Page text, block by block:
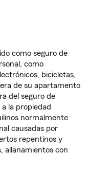
como seguro de
como
bicicletas,
de su apartamento
del seguro de
la propiedad
normalmente
causadas por
repentinos y
allanamientos con